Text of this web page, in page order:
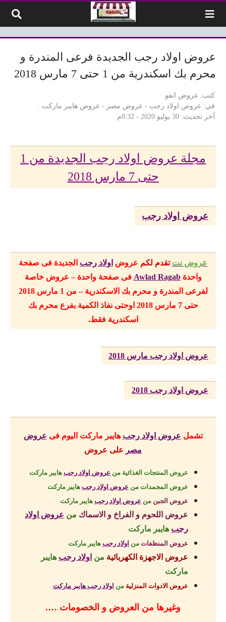
عروض اولاد رجب الجديدة فرعى المندرة و
محرم بك اسكندرية من 1 حتى 7 مارس 2018
كتب
عروض انفو
في
عروض اولاد رجب - عروض مصر - عروض هايبر ماركت
آخر تحديث 30 يوليو 2020 - 8:32م
مجلة عروض اولاد رجب الجديدة من 1
حتى 7 مارس 2018
عروض اولاد رجب
عروض نت تقدم لكم عروض اولاد رجب الجديدة فى صفحة
واحدةAwlad Ragab فى صفحة واحدة – عروض خاصة
لفرعى المندرة و محرم بك الاسكندرية – من 1 مارس 2018
حتى 7 مارس 2018
اوحتى نفاذ الكمية بفرع محرم بك
اسكندرية فقط.
عروض اولاد رجب مارس 2018
عروض اولاد رجب 2018
تشمل عروض اولاد رجب هايبر ماركت اليومفى عروض
مصر على عروض
عروض المنتجات الغذائية من عروض اولاد رجب هايبر ماركت
عروض المجمدات من عروض اولاد رجب هايبر ماركت
عروض الجبن من عروض اولاد رجب هايبر ماركت
عروض اللحوم و الفراخ و الاسماك من عروض اولاد
رجب هايبر ماركت
عروض المنظفات من اولاد رجب هايبر ماركت
عروض الاجهزة الكهربائية من اولاد رجب هايبر
ماركت
عروض الادوات المنزلية من اولاد رجب هايبر ماركت
وغيرها من العروض و الخصومات ….